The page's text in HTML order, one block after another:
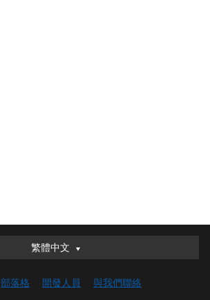
繁體中文
繁體中文
English (UK)
部落格 開發人員 與我們聯絡